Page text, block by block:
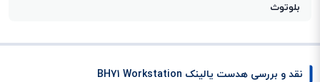
بلوتوث
نقد و بررسی هدست یالینک BH71 Workstation